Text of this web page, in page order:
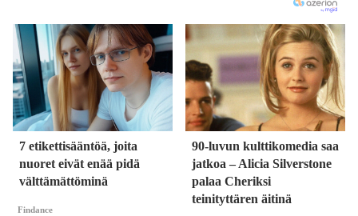
7 etikettisääntöä, joita
nuoret eivät enää pidä
välttämättöminä
Findance
90-luvun kulttikomedia saa
jatkoa – Alicia Silverstone
palaa Cheriksi
teinityttären äitinä